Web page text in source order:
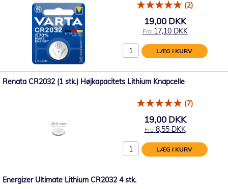
(2)
19,00 DKK
Fra 17,10 DKK
LÆG I KURV
Renata CR2032 (1 stk.) Højkapacitets Lithium Knapcelle
(7)
19,00 DKK
Fra 8,55 DKK
LÆG I KURV
Energizer Ultimate Lithium CR2032 4 stk.